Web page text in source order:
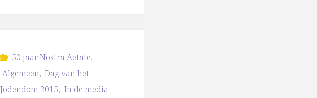
50 jaar Nostra Aetate,
Algemeen, Dag van het
Jodendom 2015, In de media